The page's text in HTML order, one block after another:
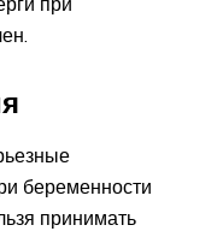
беременности
принимать